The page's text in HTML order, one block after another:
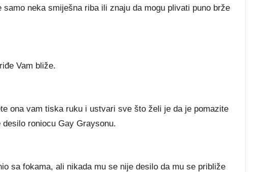
samo neka smiješna riba ili znaju da mogu plivati puno brže
Vam bliže.
ona vam tiska ruku i ustvari sve što želi je da je pomazite
roniocu Gay Graysonu.
sa fokama, ali nikada mu se nije desilo da mu se približe